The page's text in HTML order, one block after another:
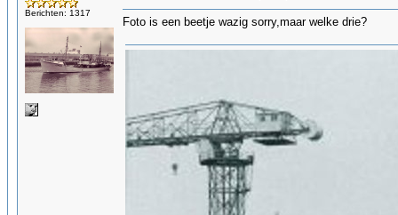
Berichten: 1317
Foto is een beetje wazig sorry,maar welke drie?